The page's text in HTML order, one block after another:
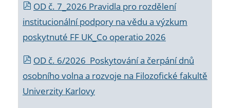
OD č. 7_2026 Pravidla pro rozdělení
institucionální podpory na vědu a výzkum
poskytnuté FF UK_Co operatio 2026
OD č. 6/2026 Poskytování a čerpání dnů
osobního volna a rozvoje na Filozofické fakultě
Univerzity Karlovy